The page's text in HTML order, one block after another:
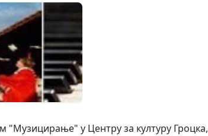
у Центру за културу Гроцка,